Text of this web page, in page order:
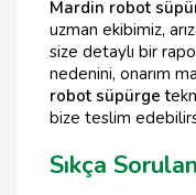
Mardin robot
uzman ekibimiz,
size detaylı bir
nedenini, onarım
robot süpürge t
bize teslim
Sıkça